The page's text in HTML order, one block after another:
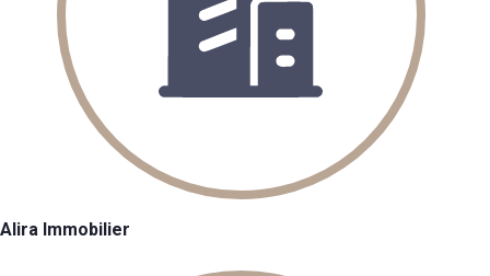
Alira Immobilier